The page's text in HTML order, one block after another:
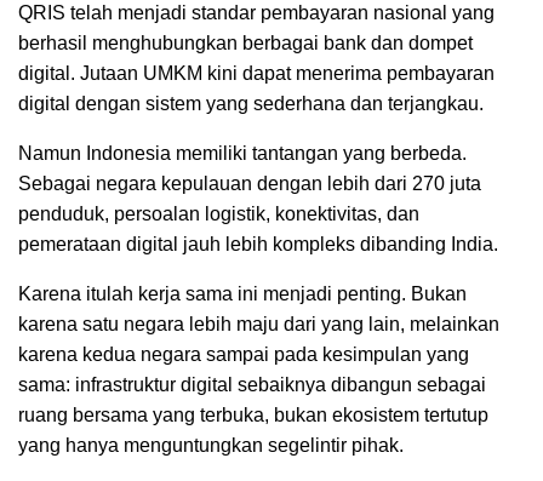
QRIS telah menjadi standar pembayaran nasional yang
berhasil menghubungkan berbagai bank dan dompet
digital. Jutaan UMKM kini dapat menerima pembayaran
digital dengan sistem yang sederhana dan terjangkau.
Namun Indonesia memiliki tantangan yang berbeda.
Sebagai negara kepulauan dengan lebih dari 270 juta
penduduk, persoalan logistik, konektivitas, dan
pemerataan digital jauh lebih kompleks dibanding India.
Karena itulah kerja sama ini menjadi penting. Bukan
karena satu negara lebih maju dari yang lain, melainkan
karena kedua negara sampai pada kesimpulan yang
sama: infrastruktur digital sebaiknya dibangun sebagai
ruang bersama yang terbuka, bukan ekosistem tertutup
yang hanya menguntungkan segelintir pihak.